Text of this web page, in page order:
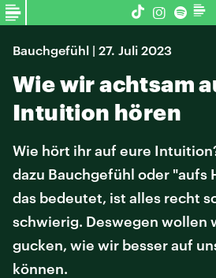
Bauchgefühl | 27. Juli 2023
Wie wir achtsam
Intuition hören
Wie hört ihr auf eure
dazu Bauchgefühl oder "aufs
das bedeutet, ist alles recht
schwierig. Deswegen wollen
gucken, wie wir besser auf
können.